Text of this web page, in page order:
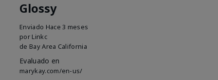
Glossy
Enviado Hace 3 meses
por Linkc
de Bay Area California
Evaluado en
marykay.com/en-us/